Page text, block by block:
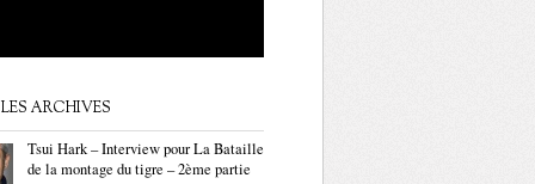
ARCHIVES
Tsui Hark – Interview pour La Bataille
de la montage du tigre – 2ème partie